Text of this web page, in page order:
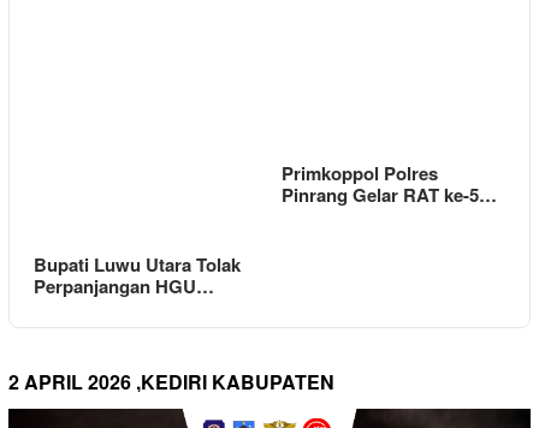
Bupati Luwu Utara Tolak
Perpanjangan HGU…
Primkoppol Polres
Pinrang Gelar RAT ke-5…
2 APRIL 2026 ,KEDIRI KABUPATEN